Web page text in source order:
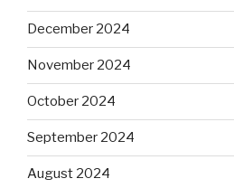
December 2024
November 2024
October 2024
September 2024
August 2024